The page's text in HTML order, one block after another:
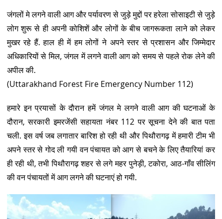
जंगलों मे लगने वाली आग और पर्यावरण से जुड़े मुद्दों पर हरेला सोसाइटी से जुड़े
लोग शुरू से ही अपनी कोशिशें और लोगों के बीच जागरूकता लाने को लेकर
मुखर रहे हैं. हाल ही में हम लोगों ने अपने स्तर से प्रशासन और जिम्मेदार
अधिकारियों से मिल, जंगल में लगने वाली आग को समय से पहले रोक लेने की
अपील की.
(Uttarakhand Forest Fire Emergency Number 112)
हमारे इन प्रयासों के दौरान हमें जंगल मे लगने वाली आग की घटनाओं के
दौरान, सरकारी इमरजेंसी सहायता नंबर 112 पर सूचना देने की बात पता
चली. इस वर्ष जब लगातार बारिश हो रही थी और पिथौरागढ़ में हमारी टीम भी
अपने स्तर से गोद ली गयी वन पंचायत को आग से बचने के लिए तैयारियां कर
ही रही थी, तभी पिथौरागढ़ शहर से लगे महर पुनेड़ी, टकोरा, आठ-गाँव सीलिंग
की वन पंचायतों में आग लगने की घटनाएं हो गयी.